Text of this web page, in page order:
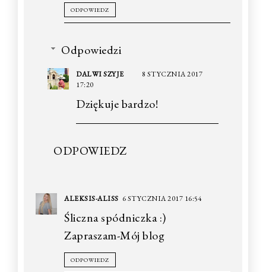
ODPOWIEDZ
Odpowiedzi
DALWI SZYJE
8 STYCZNIA 2017
17:20
Dziękuje bardzo!
ODPOWIEDZ
ALEKSIS-ALISS 6 STYCZNIA 2017 16:54
Śliczna spódniczka :)
Zapraszam-Mój blog
ODPOWIEDZ